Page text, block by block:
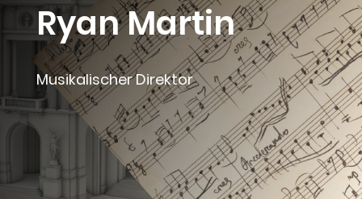
Ryan Martin
Musikalischer Direktor